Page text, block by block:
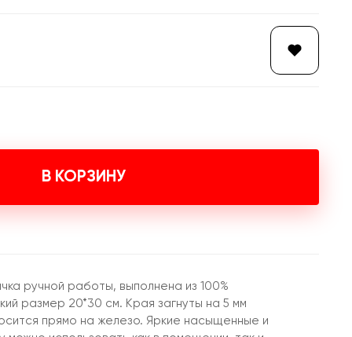
В КОРЗИНУ
ручной работы, выполнена из 100%
размер 20*30 см. Края загнуты на 5 мм
прямо на железо. Яркие насыщенные и